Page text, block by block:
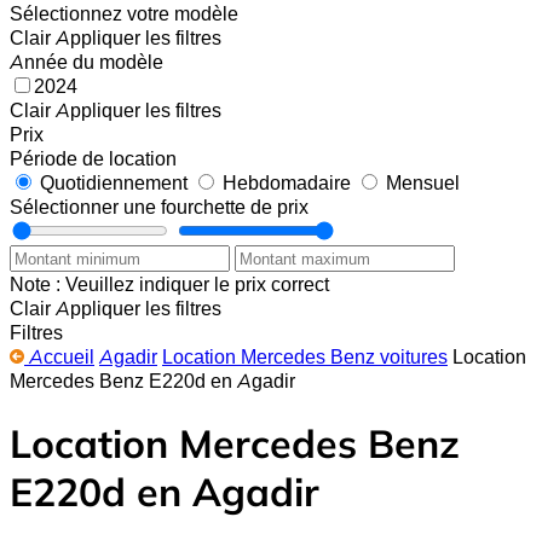
Sélectionnez votre modèle
Clair Appliquer les filtres
Année du modèle
2024
Clair Appliquer les filtres
Prix
Période de location
Quotidiennement
Hebdomadaire
Mensuel
Sélectionner une fourchette de prix
Note : Veuillez indiquer le prix correct
Clair Appliquer les filtres
Filtres
Accueil Agadir Location Mercedes Benz voitures Location
Mercedes Benz E220d en Agadir
Location Mercedes Benz
E220d en Agadir